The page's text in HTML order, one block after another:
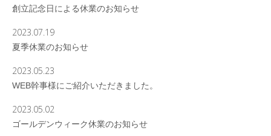
創立記念日による休業のお知らせ
2023.07.19
夏季休業のお知らせ
2023.05.23
WEB幹事様にご紹介いただきました。
2023.05.02
ゴールデンウィーク休業のお知らせ